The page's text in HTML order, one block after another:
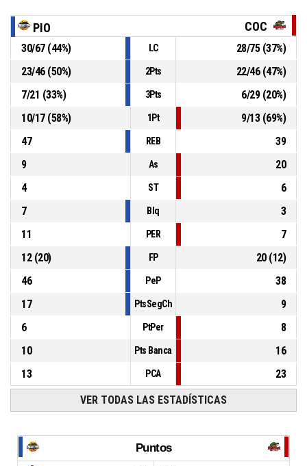
44, L. Montero, Falta recibida
8, E. Centeno P4 00:09
, Lanzamiento libre 2 de 2 Convertido
Pioneros del Ávila
- Gana por por 6
P4 00:12
77-71
PIO COC
30/67(44%) LC 28/75(37%)
23/46(50%) 2Pts 22/46(47%)
7/21 (33%) 3Pts 6/29(20%)
10/17(58%) 1Pt 9/13(69%)
47
REB
39
9
As
20
4
ST
6
7
Blq
3
11
PER
7
12(20) FP 20(12)
46
PeP
38
17
PtsSegCh
9
6
PtPer
8
10
Pts Banca
16
13
PCA 23
VER TODAS LAS ESTADÍSTICAS
Puntos